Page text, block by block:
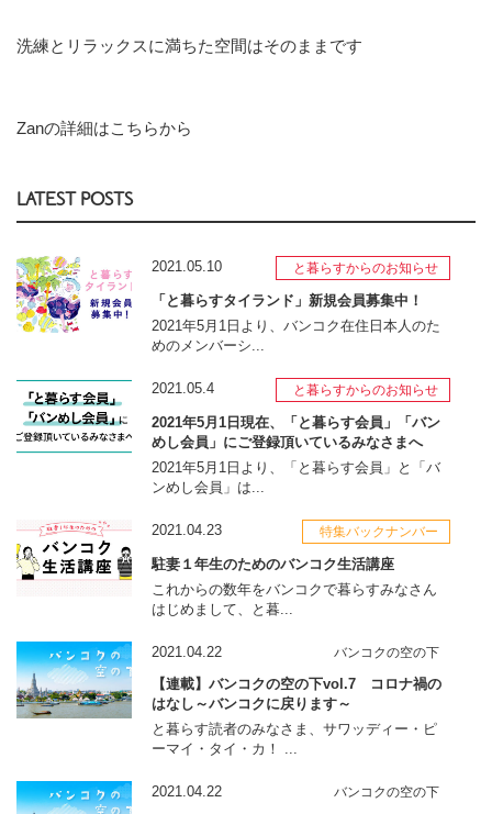
洗練とリラックスに満ちた空間はそのままです
Zanの詳細はこちらから
LATEST POSTS
2021.05.10 と暮らすからのお知らせ
「と暮らすタイランド」新規会員募集中！
2021年5月1日より、バンコク在住日本人のた
めのメンバーシ...
2021.05.4 と暮らすからのお知らせ
2021年5月1日現在、「と暮らす会員」「バン
めし会員」にご登録頂いているみなさまへ
2021年5月1日より、「と暮らす会員」と「バ
ンめし会員」は...
2021.04.23 特集バックナンバー
駐妻１年生のためのバンコク生活講座
これからの数年をバンコクで暮らすみなさん
はじめまして、と暮...
2021.04.22 バンコクの空の下
【連載】バンコクの空の下vol.7 コロナ禍の
はなし～バンコクに戻ります～
と暮らす読者のみなさま、サワッディー・ピ
ーマイ・タイ・カ！ ...
2021.04.22 バンコクの空の下